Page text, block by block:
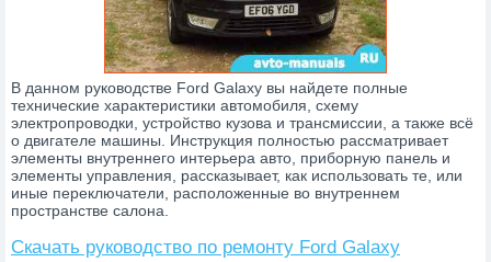
Москвич УАЗ Урал
В данном руководстве Ford Galaxy вы найдете полные
технические характеристики автомобиля, схему
электропроводки, устройство кузова и трансмиссии, а также всё
о двигателе машины. Инструкция полностью рассматривает
элементы внутреннего интерьера авто, приборную панель и
элементы управления, рассказывает, как использовать те, или
иные переключатели, расположенные во внутреннем
пространстве салона.
Скачать руководство по ремонту Ford Galaxy